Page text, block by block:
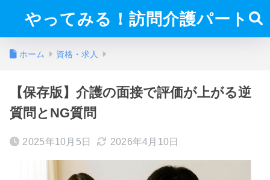
やってみる！訪問介護パート
ホーム 資格・求人
【保存版】介護の面接で評価が上がる逆
質問とNG質問
2025年10月5日 2026年4月10日